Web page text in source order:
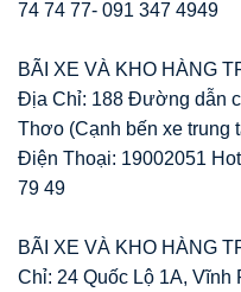
74 74 77- 091 347 4949
BÃI XE VÀ KHO HÀNG
Địa Chỉ: 188 Đường dẫn
Thơo (Cạnh bến xe trung
Điện Thoại: 19002051
79 49
BÃI XE VÀ KHO HÀNG
Chỉ: 24 Quốc Lộ 1A, Vĩnh